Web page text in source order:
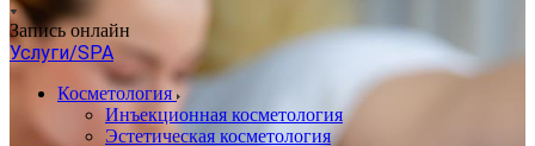
Запись онлайн
Услуги/SPA
Косметология
Инъекционная косметология
Эстетическая косметология